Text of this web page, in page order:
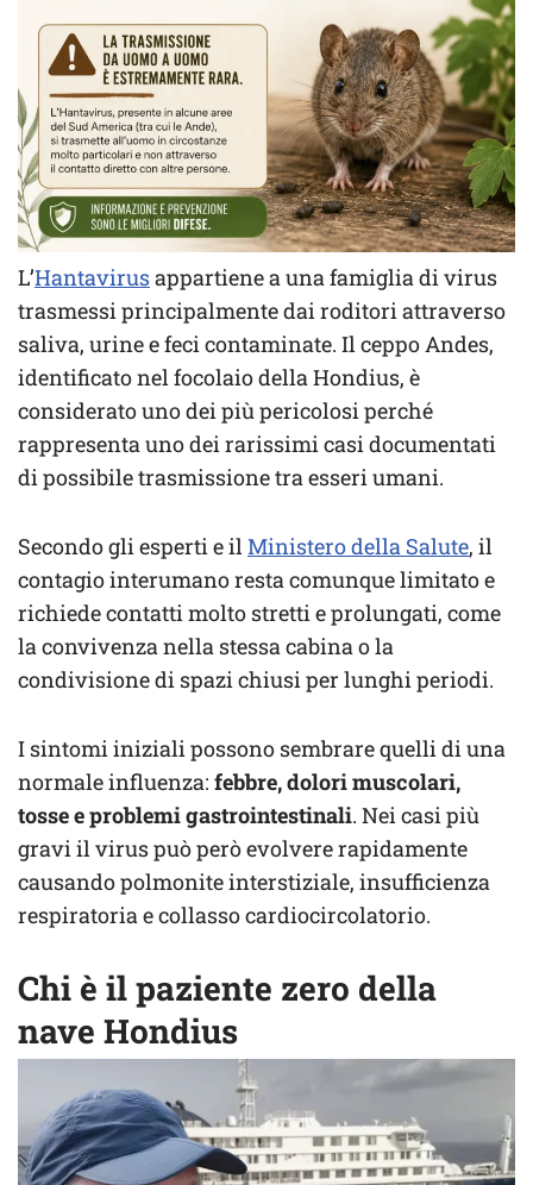
L’Hantavirusappartiene a una famiglia di virus
trasmessi principalmente dai roditori attraverso
saliva, urine e feci contaminate. Il ceppo Andes,
identificato nel focolaio della Hondius, è
considerato uno dei più pericolosi perché
rappresenta uno dei rarissimi casi documentati
di possibile trasmissione tra esseri umani.
Secondo gli esperti e il Ministero della Salute, il
contagio interumano resta comunque limitato e
richiede contatti molto stretti e prolungati, come
la convivenza nella stessa cabina o la
condivisione di spazi chiusi per lunghi periodi.
I sintomi iniziali possono sembrare quelli di una
normale influenza: febbre, dolori muscolari,
tosse e problemi gastrointestinali. Nei casi più
gravi il virus può però evolvere rapidamente
causando polmonite interstiziale, insufficienza
respiratoria e collasso cardiocircolatorio.
Chi è il paziente zero della
nave Hondius